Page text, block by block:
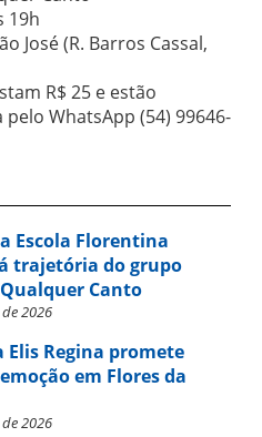
19h
José (R. Barros Cassal,
R$ 25 e estão
WhatsApp (54) 99646-
Escola Florentina
trajetória do grupo
Canto
2026
Elis Regina promete
em Flores da
2026